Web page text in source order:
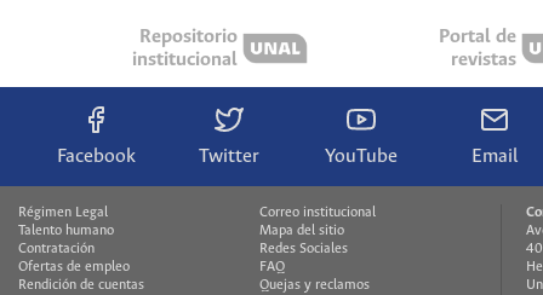
Repositorio
institucional
Portal de
revistas
Facebook Twitter YouTube Email
Régimen Legal
Talento humano
Contratación
Ofertas de empleo
Rendición de cuentas
Correo institucional
Mapa del sitio
Redes Sociales
FAQ
Quejas y reclamos